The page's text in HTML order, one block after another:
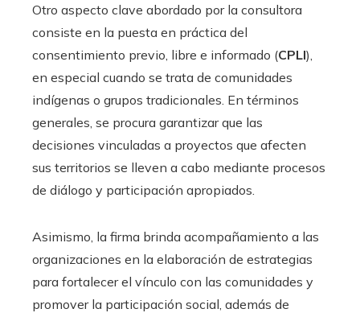
Otro aspecto clave abordado por la consultora
consiste en la puesta en práctica del
consentimiento previo, libre e informado (CPLI),
en especial cuando se trata de comunidades
indígenas o grupos tradicionales. En términos
generales, se procura garantizar que las
decisiones vinculadas a proyectos que afecten
sus territorios se lleven a cabo mediante procesos
de diálogo y participación apropiados.
Asimismo, la firma brinda acompañamiento a las
organizaciones en la elaboración de estrategias
para fortalecer el vínculo con las comunidades y
promover la participación social, además de